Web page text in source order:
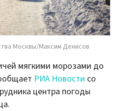
Москвы/Максим Денисов
мягкими морозами до
РИА Новости со
центра погоды